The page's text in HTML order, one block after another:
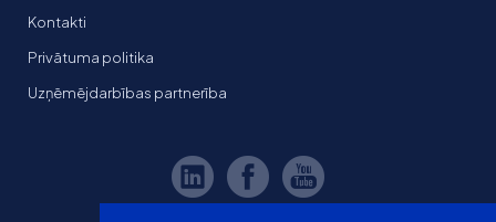
Kontakti
Privātuma politika
Uzņēmējdarbības partnerība